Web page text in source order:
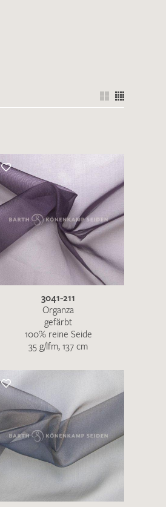
Bitte
3041-211
Organza
gefärbt
100% reine Seide
35 g/lfm, 137 cm